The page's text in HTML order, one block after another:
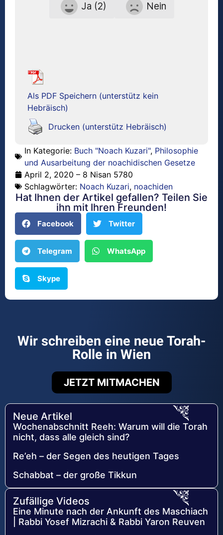
Ja (2) Nein
Als PDF Speichern (unterstütz kein
Hebräisch)
Drucken (unterstütz Hebräisch)
In Kategorie: Buch "Noach Kuzari", Philosophie
und Ausarbeitung der noachidischen Gesetze
April 2, 2020 – 8 Nisan 5780
Schlagwörter: Noach Kuzari, noachiden
Hat Ihnen der Artikel gefallen? Teilen Sie
ihn mit Ihren Freunden!
Facebook Twitter
Telegram WhatsApp
Skype
Wir schreiben eine neue Torah-
Rolle in Wien
JETZT MITMACHEN
Neue Artikel
Wochenabschnitt Reeh: Warum will die Torah
nicht, dass alle gleich sind?
Re’eh – der Segen des heutigen Tages
Schabbat – der große Tikkun
Zufällige Videos
Eine Minute nach der Ankunft des Maschiach
| Rabbi Yosef Mizrachi & Rabbi Yaron Reuven